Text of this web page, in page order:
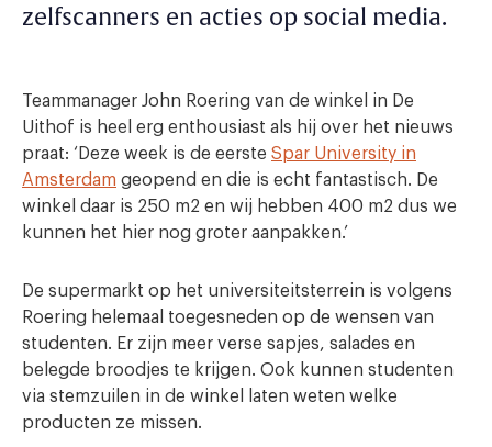
zelfscanners en acties op social media.
Teammanager John Roering van de winkel in De
Uithof is heel erg enthousiast als hij over het nieuws
praat: ‘Deze week is de eerste Spar University in
Amsterdam geopend en die is echt fantastisch. De
winkel daar is 250 m2 en wij hebben 400 m2 dus we
kunnen het hier nog groter aanpakken.’
De supermarkt op het universiteitsterrein is volgens
Roering helemaal toegesneden op de wensen van
studenten. Er zijn meer verse sapjes, salades en
belegde broodjes te krijgen. Ook kunnen studenten
via stemzuilen in de winkel laten weten welke
producten ze missen.